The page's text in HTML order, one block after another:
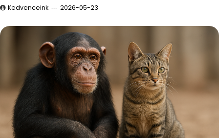
Kedvenceink 2026-05-23